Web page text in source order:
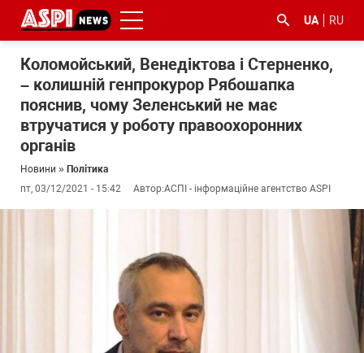
UA RU
Коломойський, Венедіктова і Стерненко,
– колишній генпрокурор Рябошапка
пояснив, чому Зеленський не має
втручатися у роботу правоохоронних
органів
Новини » Політика
пт, 03/12/2021 - 15:42
Автор:АСПІ - інформаційне агентство ASPI
#ООС
#боротьба
#ДФС #Київ #коронавірус